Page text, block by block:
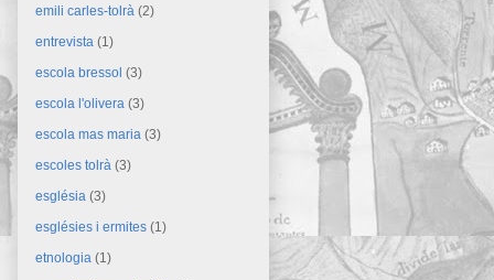
emili carles-tolrà (2)
entrevista (1)
escola bressol (3)
escola l'olivera (3)
escola mas maria (3)
escoles tolrà (3)
església (3)
esglésies i ermites (1)
etnologia (1)